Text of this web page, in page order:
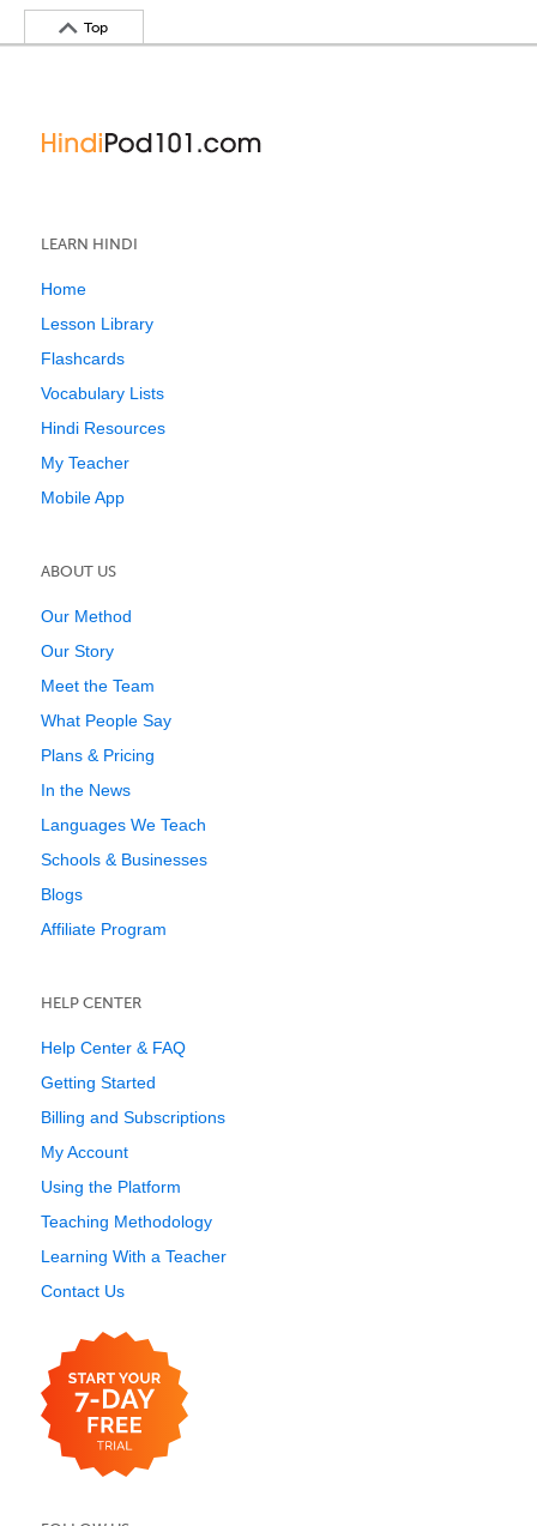
Top
LEARN HINDI
Home
Lesson Library
Flashcards
Vocabulary Lists
Hindi Resources
My Teacher
Mobile App
ABOUT US
Our Method
Our Story
Meet the Team
What People Say
Plans & Pricing
In the News
Languages We Teach
Schools & Businesses
Blogs
Affiliate Program
HELP CENTER
Help Center & FAQ
Getting Started
Billing and Subscriptions
My Account
Using the Platform
Teaching Methodology
Learning With a Teacher
Contact Us